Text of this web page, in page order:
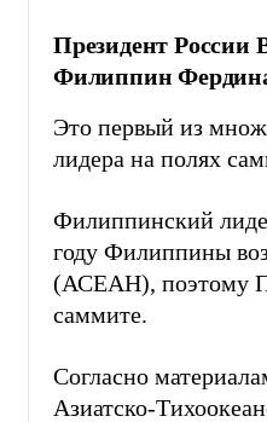
Президент России
Филиппин
Это первый из
лидера на полях
Филиппинский
году Филиппины
(АСЕАН), поэтому
саммите.
Согласно
Азиатско-